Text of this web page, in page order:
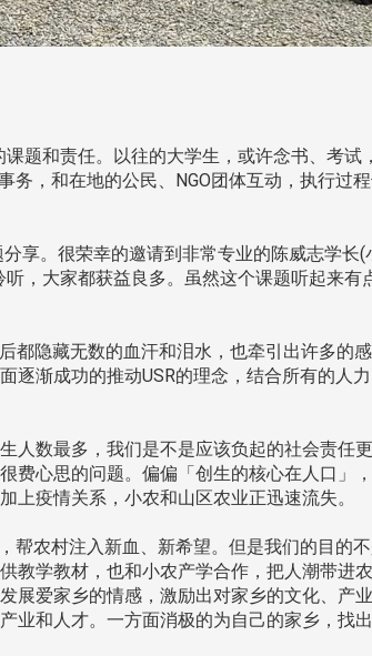
题和责任。以往的大学生，或许念书、考试
，和在地的公民、NGO团体互动，执行过
享。很荣幸的邀请到非常专业的陈威志学长
，大家都获益良多。虽然这个课题听起来
隐藏无数的血汗和泪水，也牵引出许多的
渐成功的推动USR的理念，结合所有的人
数最多，我们是不是应该负起的社会责任
费心思的问题。偏偏「创生的核心在人口」
疫情关系，小农和山区农业正迅速流失。
农村注入新血、新希望。但是我们的目的
学教材，也和小农产学合作，把人潮带进
展爱家乡的情感，激励出对家乡的文化、产
和人才。一方面消极的为自己的家乡，找